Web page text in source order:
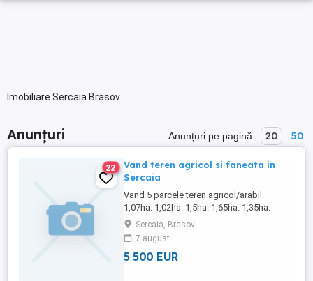
Imobiliare Sercaia Brasov
Anunțuri Anunțuri pe pagină: 20 50
22
Vand teren agricol si faneata in
Sercaia
Vand 5 parcele teren agricol/arabil.
1,07ha. 1,02ha. 1,5ha. 1,65ha. 1,35ha.
Loturile nu sunt alaturate. Vand si 1,83ha
faneata. Toate loturile sunt intabulate si se
afla pe raza comunei Sercaia. Pret 0,55mp
Sercaia, Brasov
7 august
5 500 EUR